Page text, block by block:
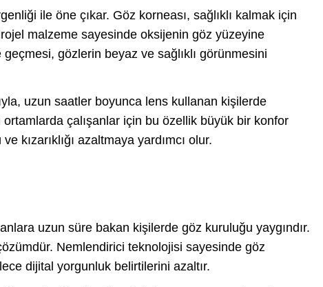
ile öne çıkar. Göz korneası, sağlıklı kalmak için
malzeme sayesinde oksijenin göz yüzeyine
geçmesi, gözlerin beyaz ve sağlıklı görünmesini
uzun saatler boyunca lens kullanan kişilerde
ortamlarda çalışanlar için bu özellik büyük bir konfor
kızarıklığı azaltmaya yardımcı olur.
uzun süre bakan kişilerde göz kuruluğu yaygındır.
Nemlendirici teknolojisi sayesinde göz
dijital yorgunluk belirtilerini azaltır.